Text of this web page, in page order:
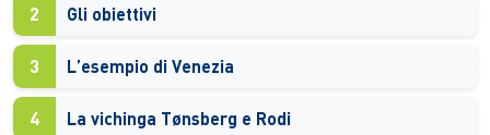
2 Gli obiettivi
3 L’esempio di Venezia
4 La vichinga Tønsberg e Rodi